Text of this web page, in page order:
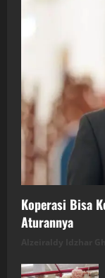
Koperasi Bisa
Aturannya